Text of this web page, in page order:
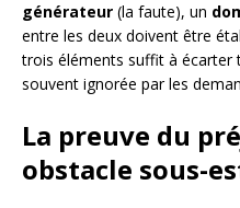
générateur (la faute), un
entre les deux doivent être
trois éléments suffit à écarter
souvent ignorée par les
La preuve du
obstacle sous-